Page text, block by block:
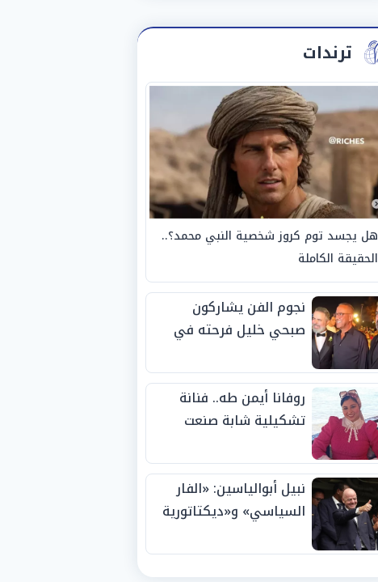
ترندات
هل يجسد توم كروز شخصية النبي محمد؟..
الحقيقة الكاملة
نجوم الفن يشاركون
صبحي خليل فرحته في
روفانا أيمن طه.. فنانة
تشكيلية شابة صنعت
الجوائز منذ الصغر
نبيل أبوالياسين: «الفار
السياسي» و«ديكتاتورية
الفيفا».. وإقالة